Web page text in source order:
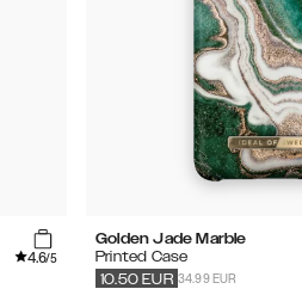
4.6/5
Golden Jade Marble
Printed Case
34.99 EUR
10.50 EUR